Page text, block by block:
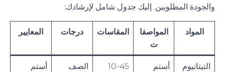
والجودة المطلوبين. إليك جدول شامل لإرشادك:
المواد
المواصفا
ت
المقاسات درجات المعايير
التيتانيوم أستم 10-45 الصف أستم